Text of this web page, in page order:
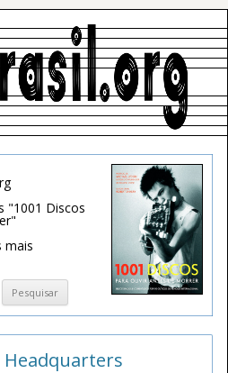
"1001 Discos
mais